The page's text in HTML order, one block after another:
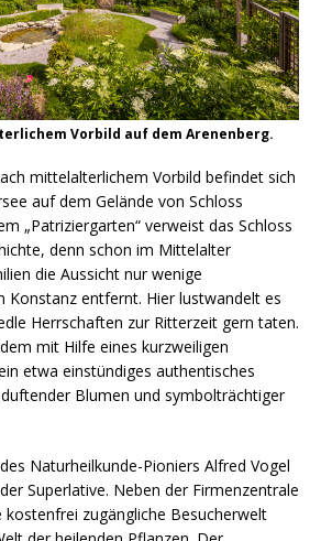
Vorbild auf dem Arenenberg.
mittelalterlichem Vorbild befindet sich
auf dem Gelände von Schloss
„Patriziergarten“ verweist das Schloss
denn schon im Mittelalter
die Aussicht nur wenige
Konstanz entfernt. Hier lustwandelt es
Herrschaften zur Ritterzeit gern taten.
mit Hilfe eines kurzweiligen
etwa einstündiges authentisches
Blumen und symbolträchtiger
Naturheilkunde-Pioniers Alfred Vogel
Superlative. Neben der Firmenzentrale
kostenfrei zugängliche Besucherwelt